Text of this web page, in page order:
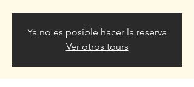
Ya no es posible hacer la reserva
Ver otros tours